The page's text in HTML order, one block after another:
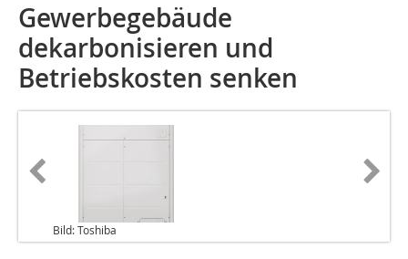
Gewerbegebäude
dekarbonisieren und
Betriebskosten senken
Bild: Toshiba